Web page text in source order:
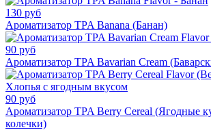
130 руб
Ароматизатор TPA Banana (Банан)
90 руб
Ароматизатор TPA Bavarian Cream
90 руб
Ароматизатор TPA Berry Cereal (Ягодные
колечки)